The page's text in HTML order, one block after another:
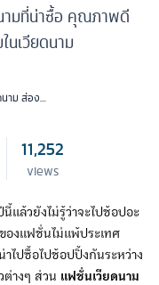
ามที่น่าซื้อ คุณภาพดี
นเวียดนาม
าม ส่อง
11,252
views
แล้วยังไม่รู้ว่าจะไปช้อปอะ
องแฟชั่นไม่แพ้ประเทศ
ไปซื้อไปช้อปปิ้งกันระหว่าง
ต่างๆ ส่วน แฟชั่นเวียดนาม